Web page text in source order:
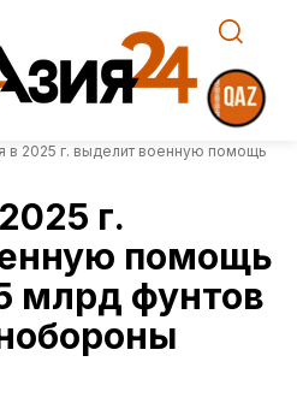
в 2025 г. выделит военную помощь
г.
помощь
млрд фунтов